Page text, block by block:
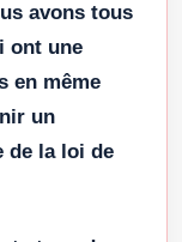
avons tous
ont une
en même
un
de la loi de